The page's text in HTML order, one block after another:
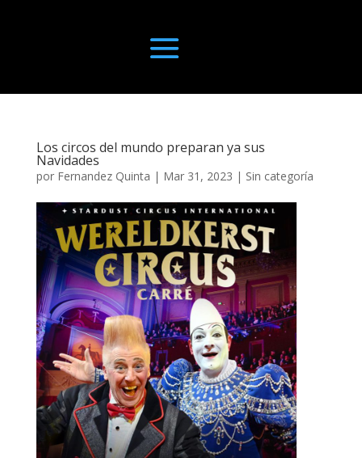
Los circos del mundo preparan ya sus
Navidades
por Fernandez Quinta | Mar 31, 2023 | Sin categoría